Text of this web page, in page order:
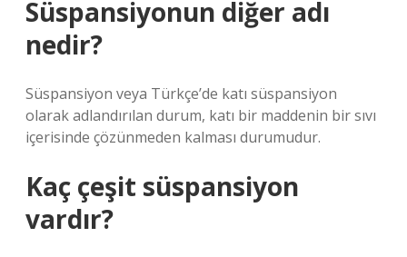
Süspansiyonun diğer adı
nedir?
Süspansiyon veya Türkçe’de katı süspansiyon
olarak adlandırılan durum, katı bir maddenin bir sıvı
içerisinde çözünmeden kalması durumudur.
Kaç çeşit süspansiyon
vardır?